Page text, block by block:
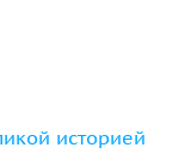
историей